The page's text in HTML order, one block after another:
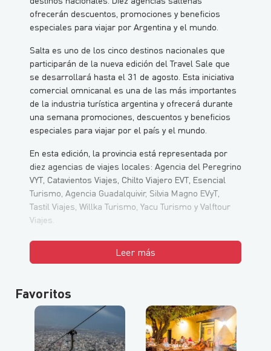
ofrecerán descuentos, promociones y beneficios
especiales para viajar por Argentina y el mundo.
Salta es uno de los cinco destinos nacionales que
participarán de la nueva edición del Travel Sale que
se desarrollará hasta el 31 de agosto. Esta iniciativa
comercial omnicanal es una de las más importantes
de la industria turística argentina y ofrecerá durante
una semana promociones, descuentos y beneficios
especiales para viajar por el país y el mundo.
En esta edición, la provincia está representada por
diez agencias de viajes locales: Agencia del Peregrino
VYT, Catavientos Viajes, Chilto Viajero EVT, Esencial
Turismo, Agencia Guadalquivir, Silvia Magno EVyT,
Tastil Viajes, Willka Turismo, Yacu Turismo y Valftour
Viajes.
Leer más
Favoritos